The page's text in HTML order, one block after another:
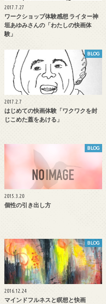
2017.7.27
ワークショップ体験感想 ライター神
垣あゆみさんの「わたしの快画体
験」
BLOG
2017.2.7
はじめての快画体験「ワクワクを封
じこめた蓋をあける」
BLOG
2015.3.20
個性の引き出し方
BLOG
2016.12.24
マインドフルネスと瞑想と快画